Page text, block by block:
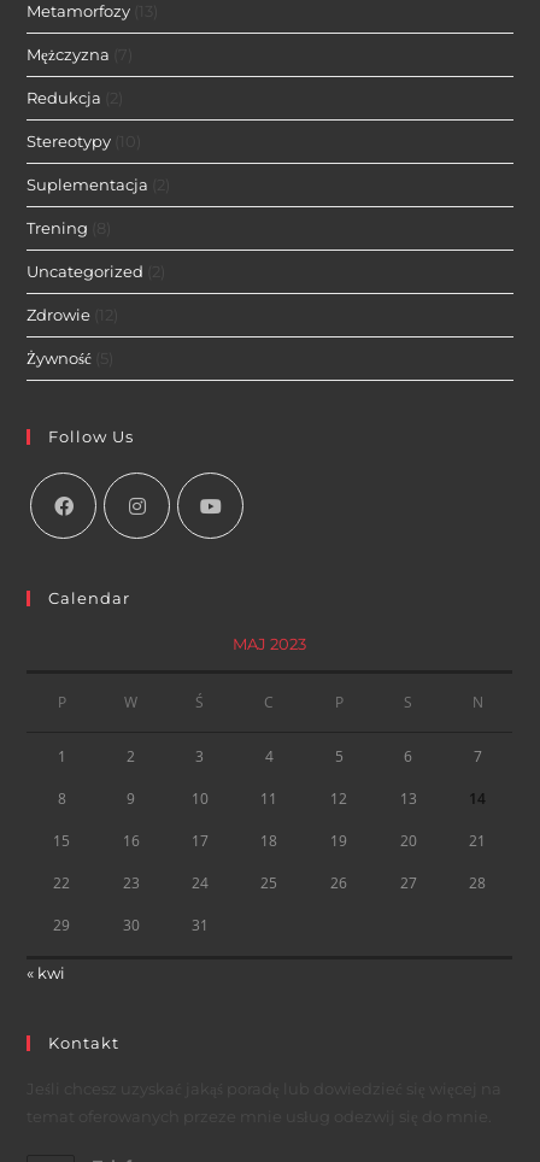
Metamorfozy
Mężczyzna
Redukcja (2)
Stereotypy
Suplementacja (2)
Trening
Uncategorized (2)
Zdrowie (12)
Żywność
Follow Us
Calendar
MAJ 2023
P W Ś C P S N
1 2 3 4 5 6 7
8 9 10 11 12 13 14
15 16 17 18 19 20 21
22 23 24 25 26 27 28
29 30 31
« kwi
Kontakt